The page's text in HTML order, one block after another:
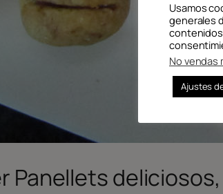
Panellets
Usamos
generales
No vendas
Ajustes